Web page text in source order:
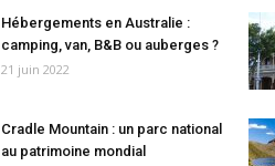
Hébergements en Australie :
camping, van, B&B ou auberges ?
21 juin 2022
Cradle Mountain : un parc national
au patrimoine mondial